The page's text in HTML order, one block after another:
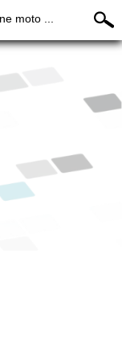
moto ...